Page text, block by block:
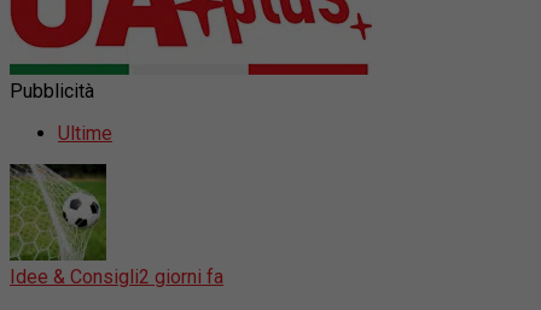
Pubblicità
Ultime
Idee & Consigli2 giorni fa